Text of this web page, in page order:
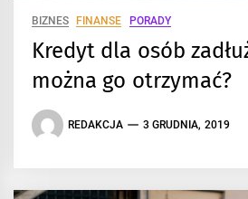
BIZNES FINANSE PORADY
Kredyt dla osób
można go otrzymać?
REDAKCJA 3 GRUDNIA, 2019